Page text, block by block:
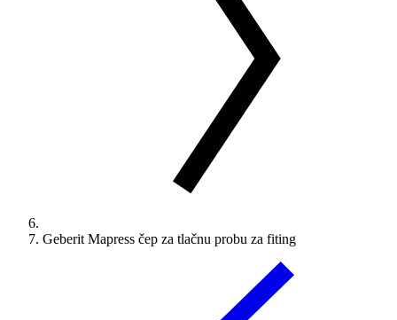
Geberit Mapress čep za tlačnu probu za fiting